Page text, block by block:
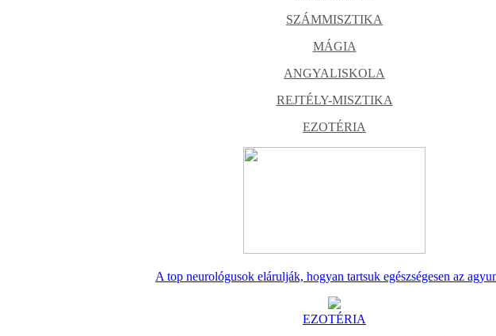
SZÁMMISZTIKA
MÁGIA
ANGYALISKOLA
REJTÉLY-MISZTIKA
EZOTÉRIA
A top neurológusok elárulják, hogyan tartsuk egészségesen az
EZOTÉRIA